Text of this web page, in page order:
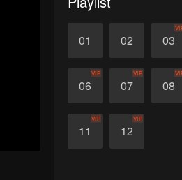
01 02 03
06
VIP
07
VIP
08
11
VIP
12
VIP